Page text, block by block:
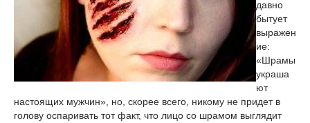
давно
бытует
выражен
ие:
«Шрамы
украша
ют
настоящих мужчин», но, скорее всего, никому не придет в
голову оспаривать тот факт, что лицо со шрамом выглядит